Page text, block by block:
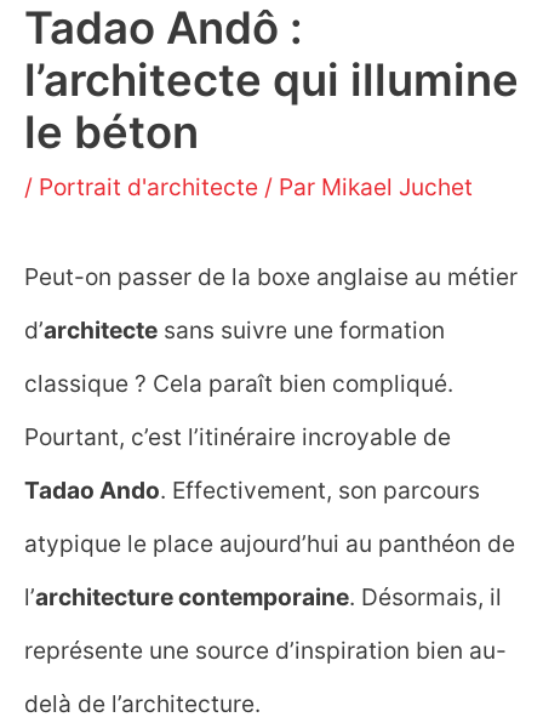
Tadao Andô :
l’architecte qui illumine
le béton
/ Portrait d'architecte / Par Mikael Juchet
Peut-on passer de la boxe anglaise au métier
d’architecte sans suivre une formation
classique ? Cela paraît bien compliqué.
Pourtant, c’est l’itinéraire incroyable de
Tadao Ando. Effectivement, son parcours
atypique le place aujourd’hui au panthéon de
l’architecture contemporaine. Désormais, il
représente une source d’inspiration bien au-
delà de l’architecture.